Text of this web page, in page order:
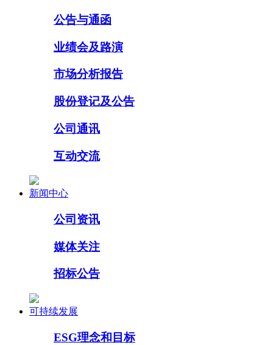
公告与通函
业绩会及路演
市场分析报告
股份登记及公告
公司通讯
互动交流
新闻中心
公司资讯
媒体关注
招标公告
可持续发展
ESG理念和目标